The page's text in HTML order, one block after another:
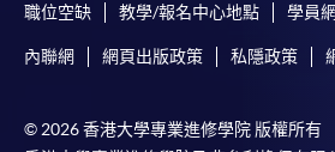
職位空缺 教學/報名中心地點 學員
內聯網 網頁出版政策 私隱政策
© 2026 香港大學專業進修學院 版權所有